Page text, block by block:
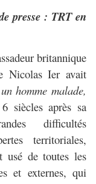
presse : TRT en
britannique
Nicolas Ier avait
homme malade,
siècles après sa
difficultés
territoriales,
usé de toutes les
et externes, qui